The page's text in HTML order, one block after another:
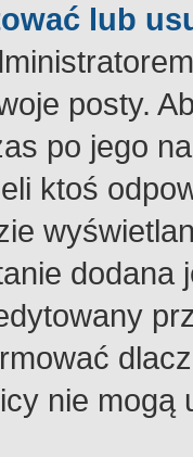
lub
posty.
po jego
ktoś
dodana
nie